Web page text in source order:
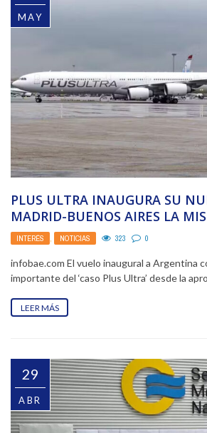
MAY
PLUS ULTRA INAUGURA SU
MADRID-BUENOS AIRES LA
QUE LA AUDIENCIA ...
INTERÉS , NOTICIAS 323 0
infobae.com El vuelo inaugural a Argentina
importante del ‘caso Plus Ultra’ desde la
LEER MÁS
29
ABR